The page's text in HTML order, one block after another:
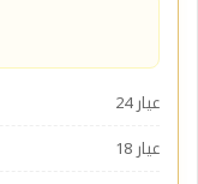
عيار 24
عيار 18